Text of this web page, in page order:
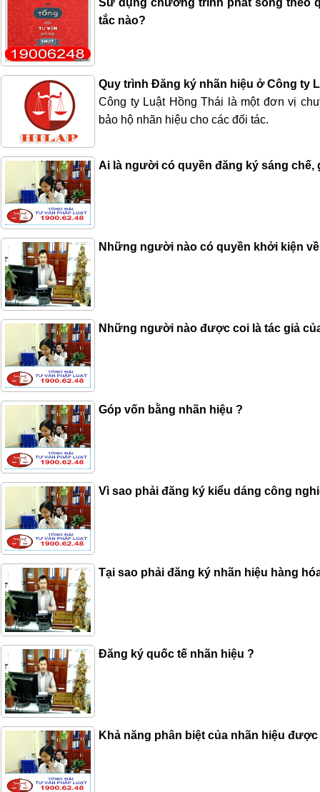
Sử dụng chương trình phát sóng theo
tắc nào?
Quy trình Đăng ký nhãn hiệu ở Công ty
Công ty Luật Hồng Thái là một đơn vị
bảo hộ nhãn hiệu cho các đối tác.
Ai là người có quyền đăng ký sáng chế,
Những người nào có quyền khởi kiện
Những người nào được coi là tác giả
Góp vốn bằng nhãn hiệu ?
Vì sao phải đăng ký kiểu dáng công
Tại sao phải đăng ký nhãn hiệu hàng
Đăng ký quốc tế nhãn hiệu ?
Khả năng phân biệt của nhãn hiệu